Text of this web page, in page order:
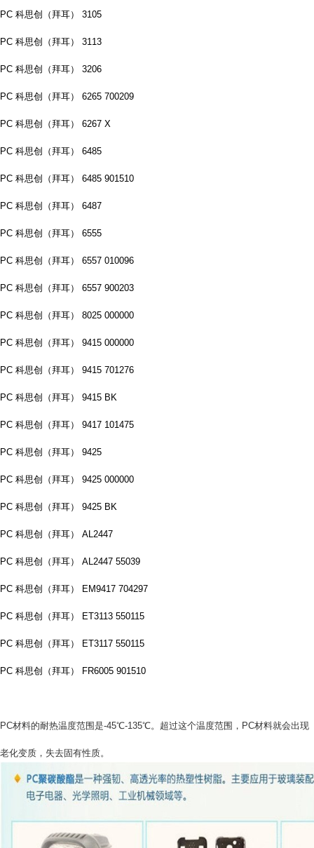
PC 科思创（拜耳） 3105
PC 科思创（拜耳） 3113
PC 科思创（拜耳） 3206
PC 科思创（拜耳） 6265 700209
PC 科思创（拜耳） 6267 X
PC 科思创（拜耳） 6485
PC 科思创（拜耳） 6485 901510
PC 科思创（拜耳） 6487
PC 科思创（拜耳） 6555
PC 科思创（拜耳） 6557 010096
PC 科思创（拜耳） 6557 900203
PC 科思创（拜耳） 8025 000000
PC 科思创（拜耳） 9415 000000
PC 科思创（拜耳） 9415 701276
PC 科思创（拜耳） 9415 BK
PC 科思创（拜耳） 9417 101475
PC 科思创（拜耳） 9425
PC 科思创（拜耳） 9425 000000
PC 科思创（拜耳） 9425 BK
PC 科思创（拜耳） AL2447
PC 科思创（拜耳） AL2447 55039
PC 科思创（拜耳） EM9417 704297
PC 科思创（拜耳） ET3113 550115
PC 科思创（拜耳） ET3117 550115
PC 科思创（拜耳） FR6005 901510
PC材料的耐热温度范围是-45℃-135℃。超过这个温度范围，PC材料就会出现
老化变质，失去固有性质。